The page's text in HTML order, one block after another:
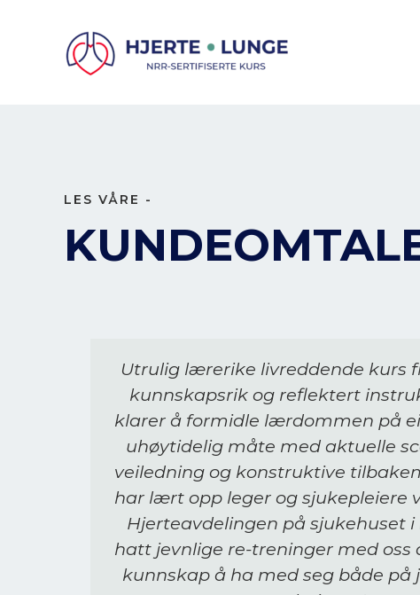
LES VÅRE -
Utrulig lærerike livreddende kurs
kunnskapsrik og reflektert
klarer å formidle lærdommen på
uhøytidelig måte med aktuelle
veiledning og konstruktive
har lært opp leger og sjukepleiere
Hjerteavdelingen på sjukehuset
hatt jevnlige re-treninger med oss
kunnskap å ha med seg både på